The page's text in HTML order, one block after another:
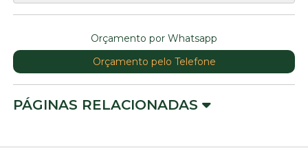
Orçamento por Whatsapp
Orçamento pelo Telefone
PÁGINAS RELACIONADAS